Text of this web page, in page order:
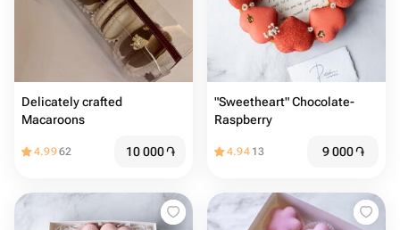
Delicately crafted
Macaroons
4.9962 10 000֏
"Sweetheart" Chocolate-
Raspberry
4.94 13 9 000֏